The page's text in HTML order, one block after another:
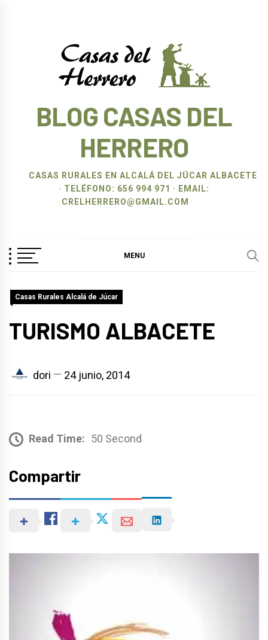
BLOG CASAS DEL
HERRERO
CASAS RURALES EN ALCALÁ DEL JÚCAR ALBACETE
· TELÉFONO: 656 994 971 · EMAIL:
CRELHERRERO@GMAIL.COM
MENU
Casas Rurales Alcalá de Júcar
TURISMO ALBACETE
dori 24 junio, 2014
Read Time: 50 Second
Compartir